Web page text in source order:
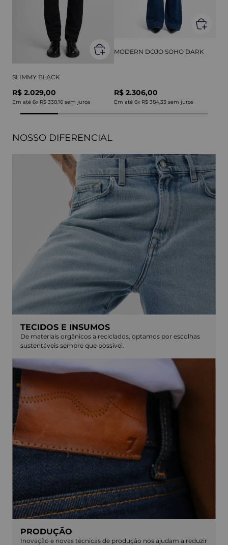
SLIMMY BLACK
R$ 2.029,00
Em até 6x R$ 338,16 sem juros
MODERN DOJO SOHO DARK
R$ 2.306,00
Em até 6x R$ 384,33 sem juros
NOSSO DIFERENCIAL
TECIDOS E INSUMOS
De materiais orgânicos a reciclados, optamos por escolhas
sustentáveis sempre que possível.
PRODUÇÃO
Inovação e novas técnicas de produção nos ajudam a reduzir